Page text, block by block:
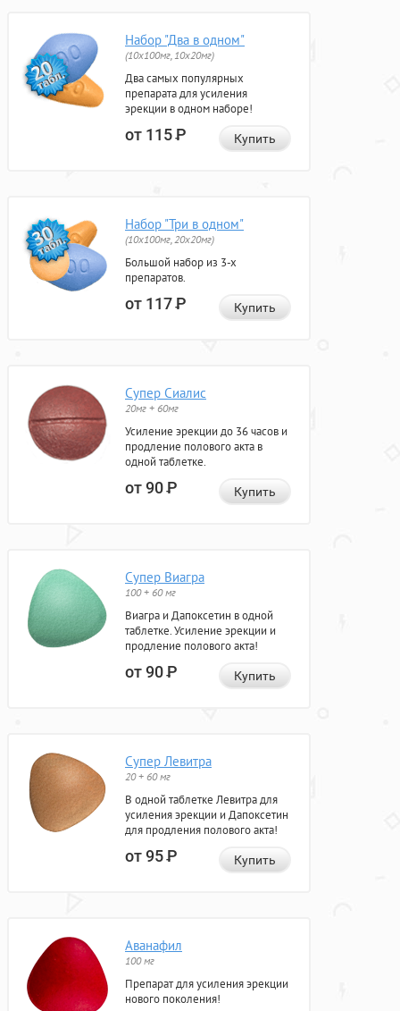
Набор "Два в одном"
(10x100мг, 10x20мг)
Два самых популярных
препарата для усиления
эрекции в одном наборе!
от 115Р Купить
Набор "Три в одном"
(10x100мг, 20x20мг)
Большой набор из 3-х
препаратов.
от 117Р Купить
Супер Сиалис
20мг + 60мг
Усиление эрекции до 36 часов и
продление полового акта в
одной таблетке.
от 90Р Купить
Супер Виагра
100 + 60 мг
Виагра и Дапоксетин в одной
таблетке. Усиление эрекции и
продление полового акта!
от 90Р Купить
Супер Левитра
20 + 60 мг
В одной таблетке Левитра для
усиления эрекции и Дапоксетин
для продления полового акта!
от 95Р Купить
Аванафил
100 мг
Препарат для усиления эрекции
нового поколения!